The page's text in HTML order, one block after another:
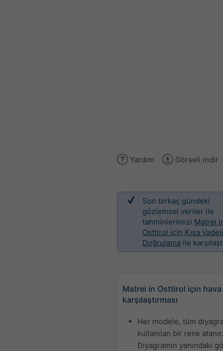
Yardım Görseli indir
Son birkaç gündeki
gözlemsel veriler ile
tahminlerimizi Matrei
Osttirol için Kısa Vadeli
Doğrulama ile
Matrei in Osttirol için
karşılaştırması
Her modele, tüm
kullanılan bir renk atanır.
Diyagramın yanındaki